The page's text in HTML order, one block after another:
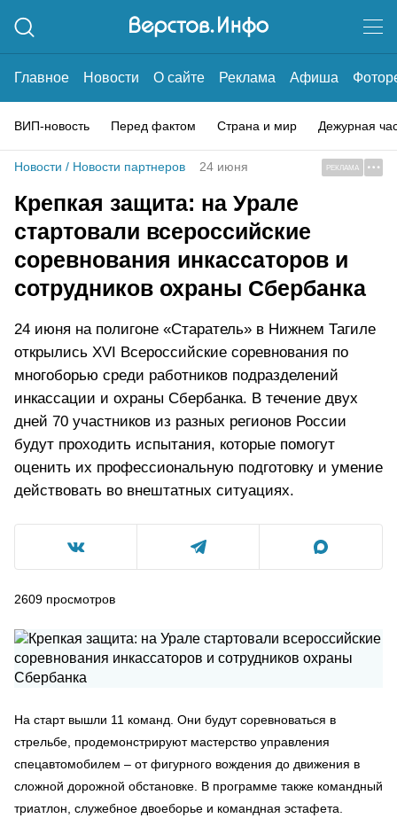
Главное Новости О сайте Реклама Афиша
ВИП-новость Перед фактом Страна и мир Дежурная
Новости / Новости партнеров 24 июня РЕКЛАМА
Крепкая защита: на Урале
стартовали всероссийские
соревнования инкассаторов и
сотрудников охраны Сбербанка
24 июня на полигоне «Старатель» в Нижнем Тагиле
открылись XVI Всероссийские соревнования по
многоборью среди работников подразделений
инкассации и охраны Сбербанка. В течение двух
дней 70 участников из разных регионов России
будут проходить испытания, которые помогут
оценить их профессиональную подготовку и умение
действовать во внештатных ситуациях.
2609 просмотров
На старт вышли 11 команд. Они будут соревноваться в
стрельбе, продемонстрируют мастерство управления
спецавтомобилем – от фигурного вождения до движения в
сложной дорожной обстановке. В программе также командный
триатлон, служебное двоеборье и командная эстафета.